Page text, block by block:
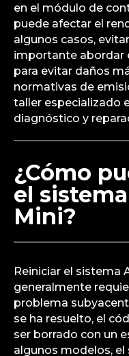
en el módulo de
puede afectar el
algunos casos,
importante abordar
para evitar daños
normativas de
taller especializado
diagnóstico y
¿Cómo
el
Mini?
Reiniciar el sistema
generalmente
problema
se ha resuelto, el
ser borrado con un
algunos modelos, el